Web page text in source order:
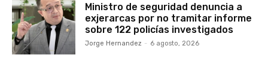
Ministro de seguridad denuncia a
exjerarcas por no tramitar informe
sobre 122 policías investigados
Jorge Hernandez - 6 agosto, 2026